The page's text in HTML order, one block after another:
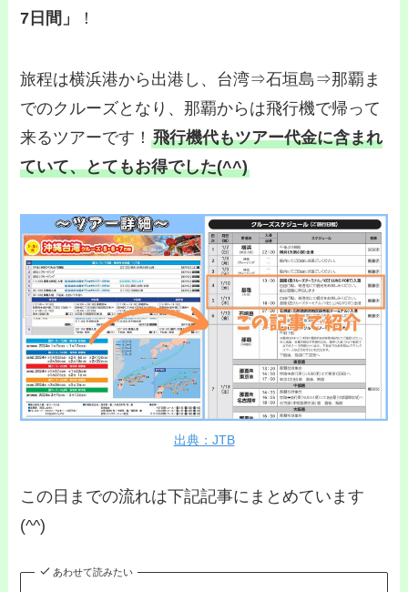
7日間」
！
旅程は横浜港から出港し、台湾⇒石垣島⇒那覇ま
でのクルーズとなり、那覇からは飛行機で帰って
来るツアーです！飛行機代もツアー代金に含まれ
ていて、とてもお得でした(^^)
出典：JTB
この日までの流れは下記記事にまとめています
(^^)
あわせて読みたい